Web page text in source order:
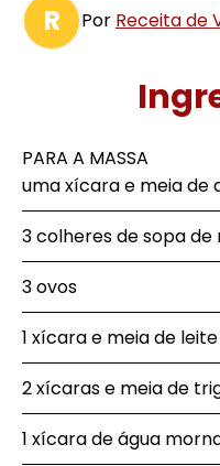
R Por Receita de
PARA A MASSA
uma xícara e meia de
3 colheres de sopa
3 ovos
1 xícara e meia de
2 xícaras e meia de
1 xícara de água